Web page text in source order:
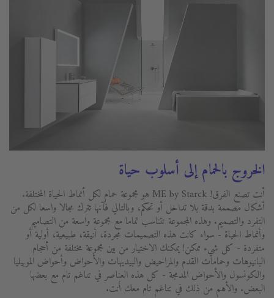
الخروج بالحمام إلى أسلوب حياة
أنت تصنع الفرق! ME by Starck هو مجموعة حمام لكل أنماط الحياة المختلفة.
أشكال مصممة بدقة بلا تداخل أو تحكم، وبالتالي فآنها تترك مجالا واسعا لكل من
التفرد والتصميم. وهذه المجموعة تتناسب تماما مع مجموعة واسعة من التصاميم
وأنماط الحياة - سواء كانت هذه التصميمات مجردة، أنيقة، طبيعية، أولية أو
متفردة - كل شيء ممكن! يمكنك الاختيار من بين مجموعة مختلفة من أحجام
البانيوهات وحمامات القدم والمراحيض والبيديهات والأحواض وأحواض الموبيليا
والكونسول والأحواض المدمجة - كل هذه العناصر في تناغم تام مع بعضها
البعض. والأهم من ذلك في تناغم تام معك أنت.